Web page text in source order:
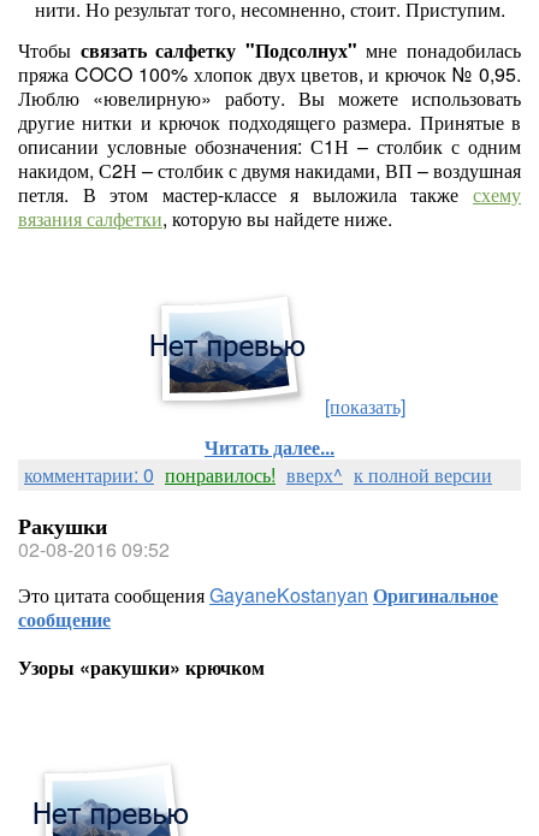
нити. Но результат того, несомненно, стоит. Приступим.
Чтобы связать салфетку "Подсолнух" мне понадобилась
пряжа COCO 100% хлопок двух цветов, и крючок № 0,95.
Люблю «ювелирную» работу. Вы можете использовать
другие нитки и крючок подходящего размера. Принятые в
описании условные обозначения: С1Н – столбик с одним
накидом, С2Н – столбик с двумя накидами, ВП – воздушная
петля. В этом мастер-классе я выложила также схему
вязания салфетки, которую вы найдете ниже.
[показать]
Читать далее...
комментарии: 0 понравилось! вверх^ к полной версии
Ракушки
02-08-2016 09:52
Это цитата сообщенияGayaneKostanyan Оригинальное
сообщение
Узоры «ракушки» крючком